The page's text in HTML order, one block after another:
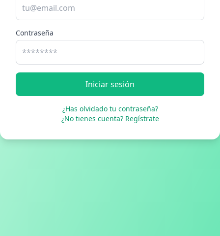
Contraseña
Iniciar sesión
¿Has olvidado tu contraseña?
¿No tienes cuenta? Regístrate